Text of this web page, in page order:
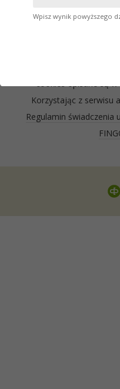
cookies. Zasady
sposobie wyrażania
Korzystając z serwisu
Regulamin świadczenia
Wpisz wynik powyższego